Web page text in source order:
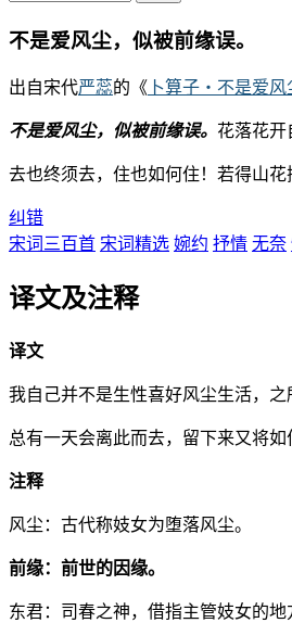
不是爱风尘，似被前缘误。
出自宋代严蕊的《 卜算子・不是爱风
不是爱风尘，似被前缘误。 花落花开
去也终须去，住也如何住！若得山花
纠错
宋词三百首 宋词精选 婉约 抒情 无奈
译文及注释
译文
我自己并不是生性喜好风尘生活，
总有一天会离此而去，留下来又将
注释
风尘：古代称妓女为堕落风尘。
前缘：前世的因缘。
东君：司春之神，借指主管妓女的地